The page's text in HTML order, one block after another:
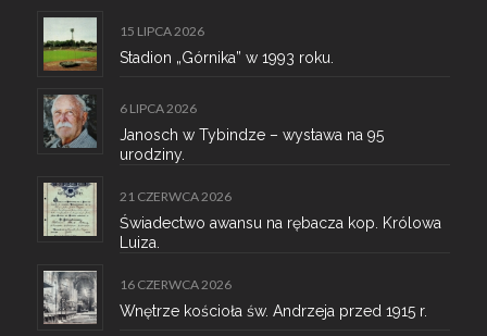
15 LIPCA 2026
Stadion „Górnika” w 1993 roku.
6 LIPCA 2026
Janosch w Tybindze – wystawa na 95
urodziny.
21 CZERWCA 2026
Świadectwo awansu na rębacza kop. Królowa
Luiza.
16 CZERWCA 2026
Wnętrze kościoła św. Andrzeja przed 1915 r.